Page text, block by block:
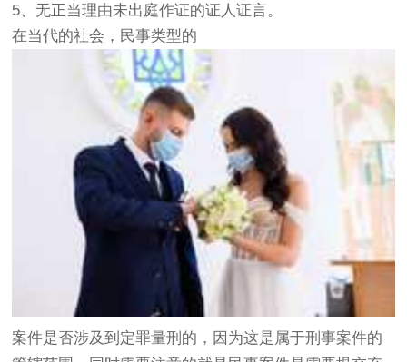
5、无正当理由未出庭作证的证人证言。
在当代的社会，民事类型的
案件是否涉及到定罪量刑的，因为这是属于刑事案件的